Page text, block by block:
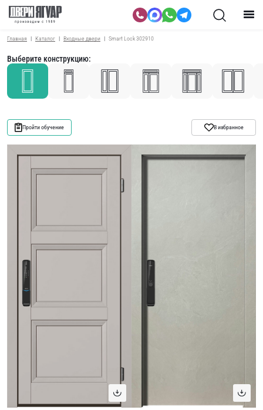
Главная Каталог Входные двери Smart Lock 302910
Выберите конструкцию:
Пройти обучение В избранное